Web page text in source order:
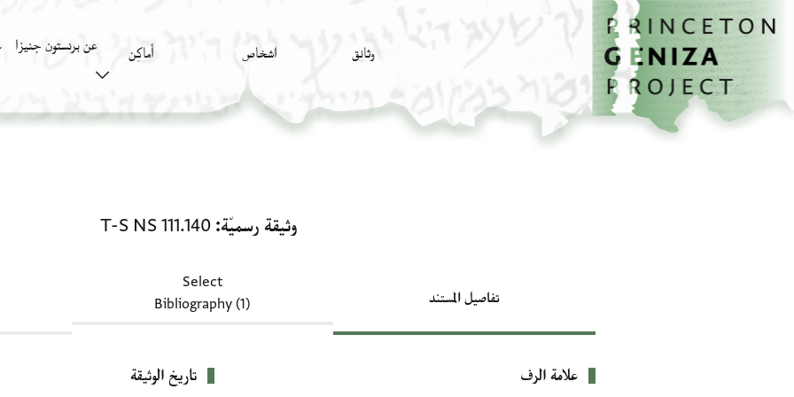
تخطي إلى المحتوى الرئيسي
الصفحة الرئيسية
وثائق اشخاص أَماكِن عن برنستون جنيزا
وثيقة رسميّة T-S NS 111.140
تفاصيل المستند
Select
Bibliography (1)
بيانات التعريف
علامة الرف تاريخ الوثيقة